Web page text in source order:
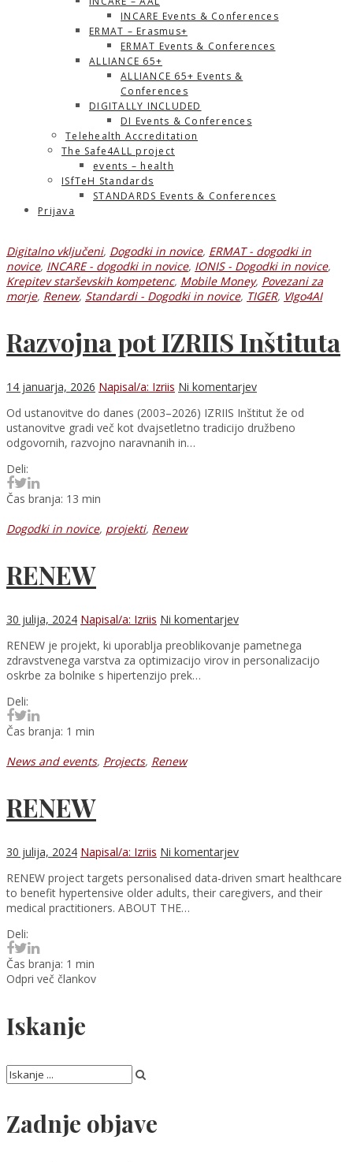
INCARE Events & Conferences
ERMAT – Erasmus+
ERMAT Events & Conferences
ALLIANCE 65+
ALLIANCE 65+ Events &
Conferences
DIGITALLY INCLUDED
DI Events & Conferences
Telehealth Accreditation
The Safe4ALL project
events – health
ISfTeH Standards
STANDARDS Events & Conferences
Prijava
Digitalno vključeni, Dogodki in novice, ERMAT - dogodki in
novice, INCARE - dogodki in novice, IONIS - Dogodki in novice,
Krepitev starševskih kompetenc, Mobile Money, Povezani za
morje, Renew, Standardi - Dogodki in novice, TIGER, VIgo4AI
Razvojna pot IZRIIS Inštituta
14 januarja, 2026 Napisal/a: Izriis Ni komentarjev
Od ustanovitve do danes (2003–2026) IZRIIS Inštitut že od
ustanovitve gradi več kot dvajsetletno tradicijo družbeno
odgovornih, razvojno naravnanih in…
Deli:
Čas branja: 13 min
Dogodki in novice, projekti, Renew
RENEW
30 julija, 2024 Napisal/a: Izriis Ni komentarjev
RENEW je projekt, ki uporablja preoblikovanje pametnega
zdravstvenega varstva za optimizacijo virov in personalizacijo
oskrbe za bolnike s hipertenzijo prek…
Deli:
Čas branja: 1 min
News and events, Projects, Renew
RENEW
30 julija, 2024 Napisal/a: Izriis Ni komentarjev
RENEW project targets personalised data-driven smart healthcare
to benefit hypertensive older adults, their caregivers, and their
medical practitioners. ABOUT THE…
Deli:
Čas branja: 1 min
Odpri več člankov
Iskanje
Zadnje objave